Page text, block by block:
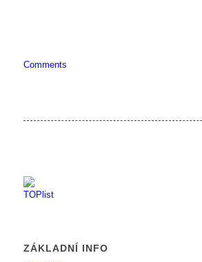
Comments
ZÁKLADNÍ INFO